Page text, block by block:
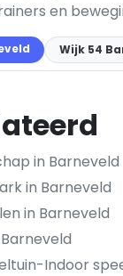
en
Wijk 54
in Barneveld
in Barneveld
in Barneveld
Indoor